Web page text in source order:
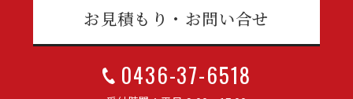
お見積もり・お問い合せ
0436-37-6518